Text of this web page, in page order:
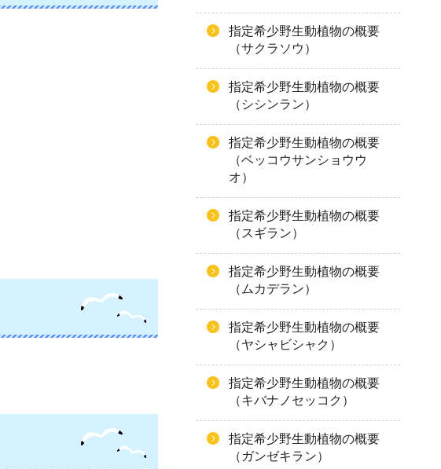
指定希少野生動植物の概要
（サクラソウ）
指定希少野生動植物の概要
（シシンラン）
指定希少野生動植物の概要
（ベッコウサンショウウ
オ）
指定希少野生動植物の概要
（スギラン）
指定希少野生動植物の概要
（ムカデラン）
指定希少野生動植物の概要
（ヤシャビシャク）
指定希少野生動植物の概要
（キバナノセッコク）
指定希少野生動植物の概要
（ガンゼキラン）